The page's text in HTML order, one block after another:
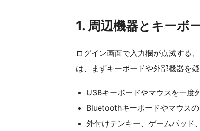
1. 周辺機器とキーボ
ログイン画面で入力欄が点滅する
は、まずキーボードや外部機器を疑
USBキーボードやマウスを一度
Bluetoothキーボードやマウス
外付けテンキー、ゲームパッド